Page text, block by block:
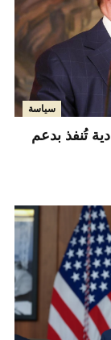
سياسة
تُنفذ بدعم